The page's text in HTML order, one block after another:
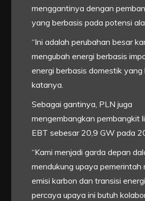
menggantinya dengan
yang berbasis pada potensi
“Ini adalah perubahan besar
mengubah energi berbasis
energi berbasis domestik yang
katanya.
Sebagai gantinya, PLN juga
mengembangkan pembangkit
EBT sebesar 20,9 GW pada
“Kami menjadi garda depan
mendukung upaya pemerintah
emisi karbon dan transisi
percaya upaya ini butuh